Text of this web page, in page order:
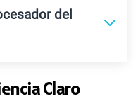
del
Claro